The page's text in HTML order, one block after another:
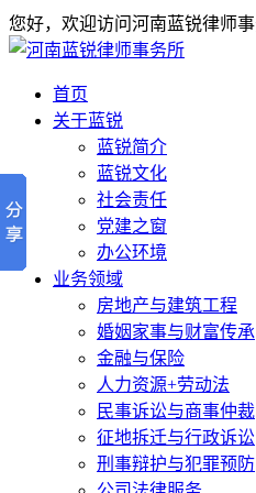
您好，欢迎访问河南蓝锐律师事
首页
关于蓝锐
蓝锐简介
蓝锐文化
社会责任
党建之窗
办公环境
业务领域
房地产与建筑工程
婚姻家事与财富传承
金融与保险
人力资源+劳动法
民事诉讼与商事仲裁
征地拆迁与行政诉讼
刑事辩护与犯罪预防